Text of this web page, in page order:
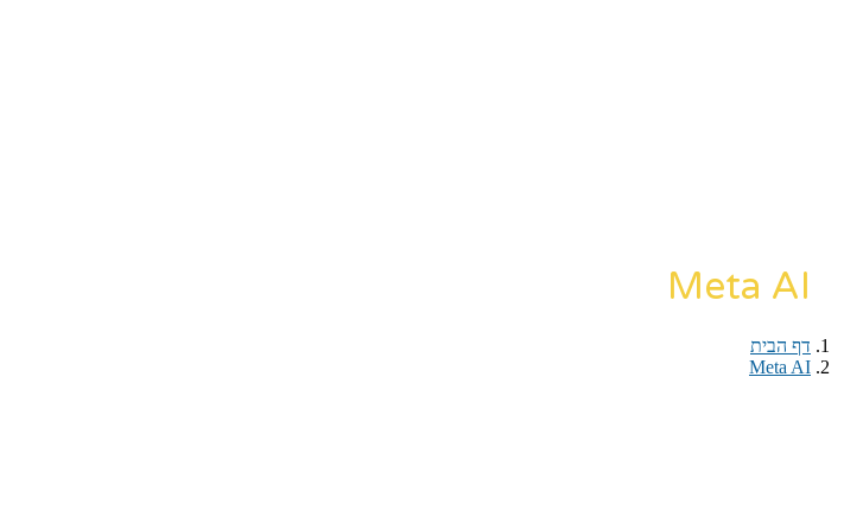
Meta AI
דף הבית
Meta AI